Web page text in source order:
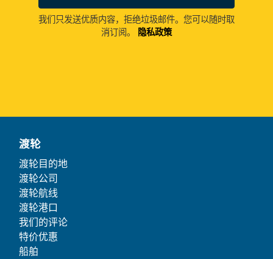
我们只发送优质内容，拒绝垃圾邮件。您可以随时取
消订阅。
隐私政策
渡轮
渡轮目的地
渡轮公司
渡轮航线
渡轮港口
我们的评论
特价优惠
船舶